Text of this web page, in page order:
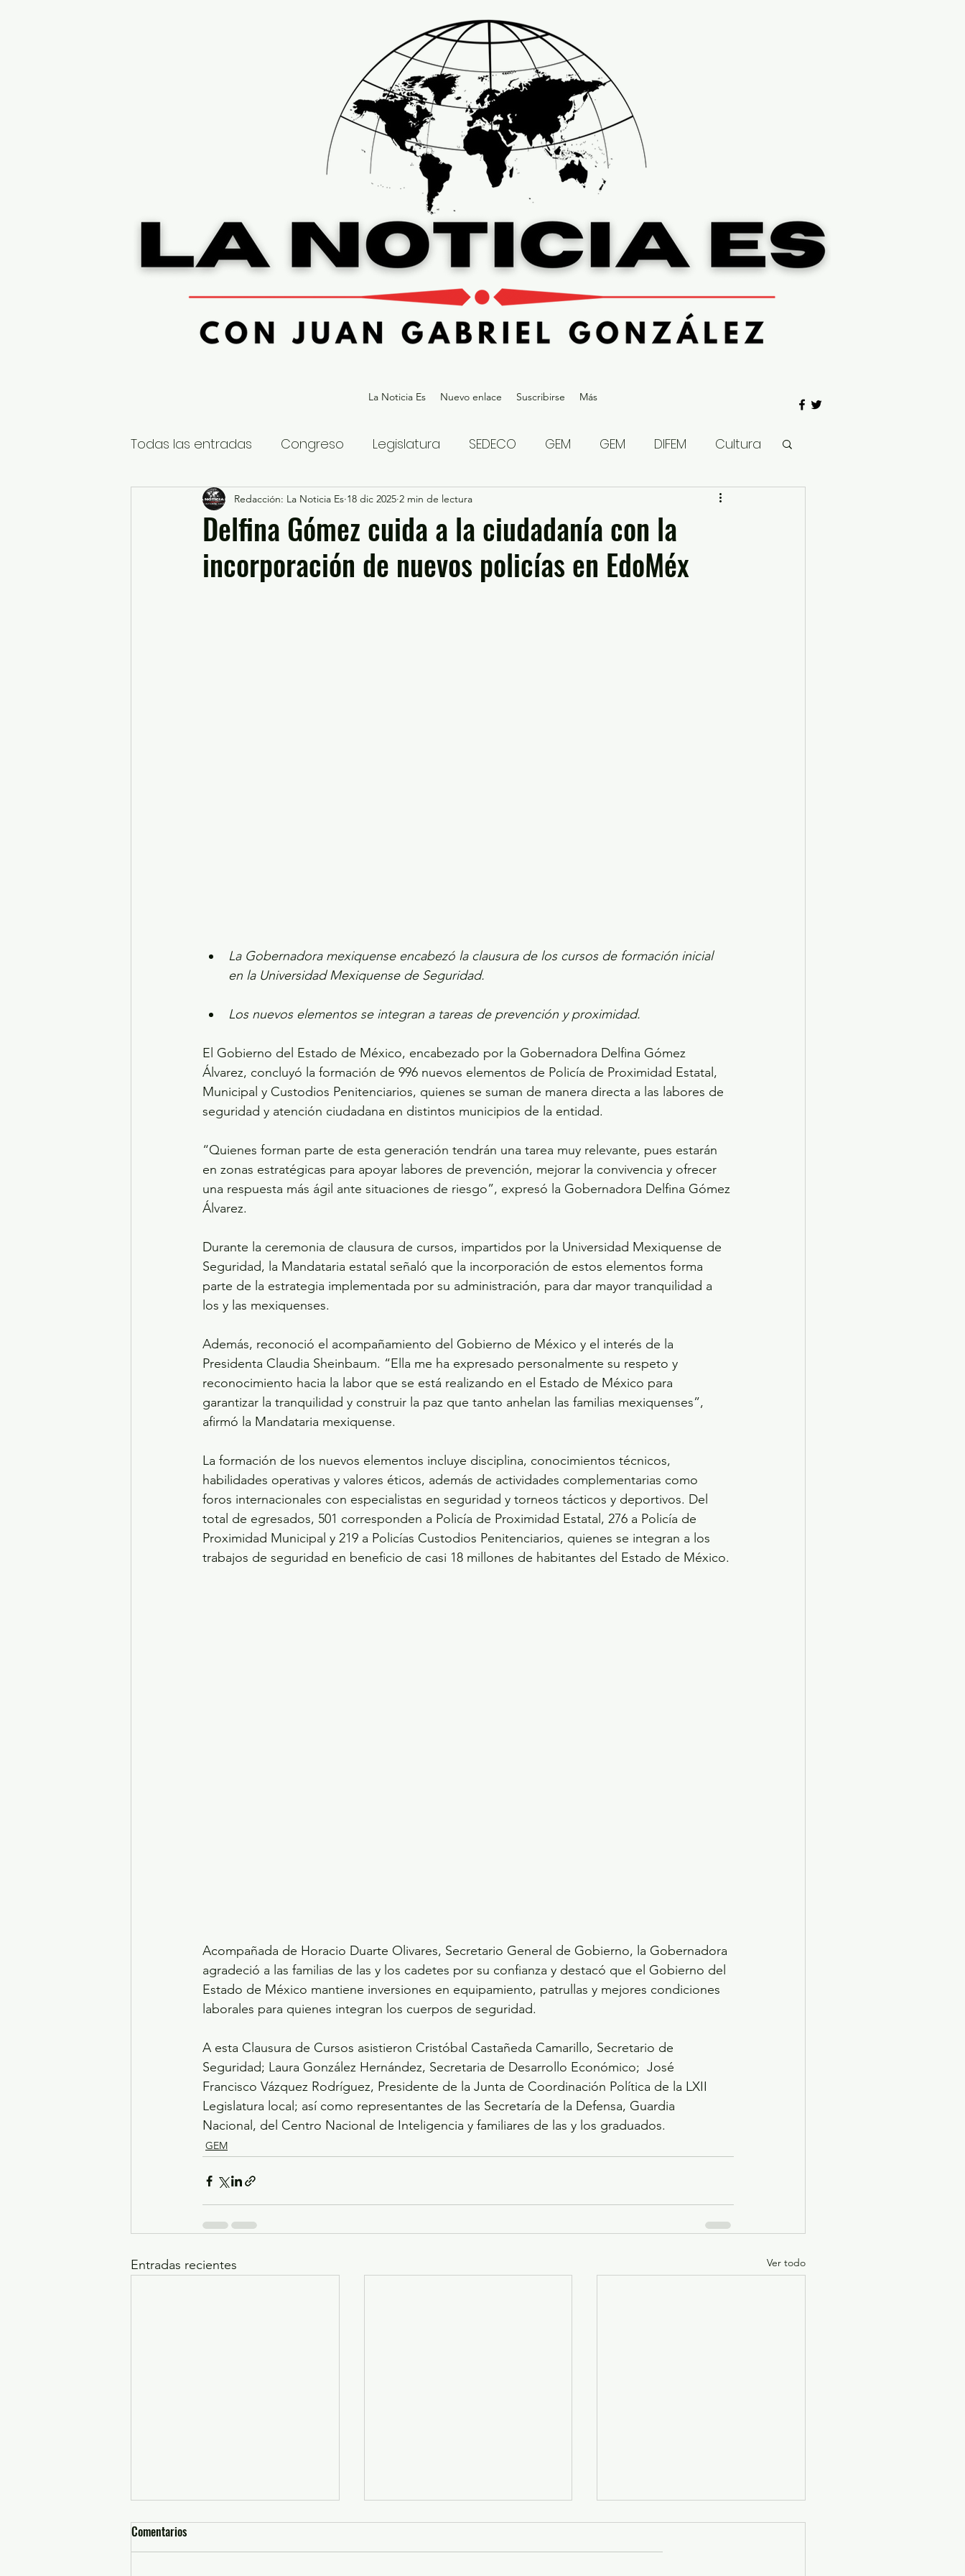
La Noticia Es Nuevo enlace Suscribirse Más
Todas las entradas Congreso Legislatura SEDECO GEM GEM DIFEM Cultura
Nacional Estatal Gubernatura Edoméx 2023
Educación y Cultura Seguridad y Justicia Denuncia Ciudadana
Delfina Gómez cuida a la ciudadanía con la
incorporación de nuevos policías en EdoMéx
Redacción: La Noticia Es 18 dic 2025 2 min de lectura
La Gobernadora mexiquense encabezó la clausura de los cursos de formación inicial
en la Universidad Mexiquense de Seguridad.
Los nuevos elementos se integran a tareas de prevención y proximidad.
El Gobierno del Estado de México, encabezado por la Gobernadora Delfina Gómez
Álvarez, concluyó la formación de 996 nuevos elementos de Policía de Proximidad Estatal,
Municipal y Custodios Penitenciarios, quienes se suman de manera directa a las labores de
seguridad y atención ciudadana en distintos municipios de la entidad.
“Quienes forman parte de esta generación tendrán una tarea muy relevante, pues estarán
en zonas estratégicas para apoyar labores de prevención, mejorar la convivencia y ofrecer
una respuesta más ágil ante situaciones de riesgo”, expresó la Gobernadora Delfina Gómez
Álvarez.
Durante la ceremonia de clausura de cursos, impartidos por la Universidad Mexiquense de
Seguridad, la Mandataria estatal señaló que la incorporación de estos elementos forma
parte de la estrategia implementada por su administración, para dar mayor tranquilidad a
los y las mexiquenses.
Además, reconoció el acompañamiento del Gobierno de México y el interés de la
Presidenta Claudia Sheinbaum. “Ella me ha expresado personalmente su respeto y
reconocimiento hacia la labor que se está realizando en el Estado de México para
garantizar la tranquilidad y construir la paz que tanto anhelan las familias mexiquenses”,
afirmó la Mandataria mexiquense.
La formación de los nuevos elementos incluye disciplina, conocimientos técnicos,
habilidades operativas y valores éticos, además de actividades complementarias como
foros internacionales con especialistas en seguridad y torneos tácticos y deportivos. Del
total de egresados, 501 corresponden a Policía de Proximidad Estatal, 276 a Policía de
Proximidad Municipal y 219 a Policías Custodios Penitenciarios, quienes se integran a los
trabajos de seguridad en beneficio de casi 18 millones de habitantes del Estado de México.
Acompañada de Horacio Duarte Olivares, Secretario General de Gobierno, la Gobernadora
agradeció a las familias de las y los cadetes por su confianza y destacó que el Gobierno del
Estado de México mantiene inversiones en equipamiento, patrullas y mejores condiciones
laborales para quienes integran los cuerpos de seguridad.
A esta Clausura de Cursos asistieron Cristóbal Castañeda Camarillo, Secretario de
Seguridad; Laura González Hernández, Secretaria de Desarrollo Económico;  José
Francisco Vázquez Rodríguez, Presidente de la Junta de Coordinación Política de la LXII
Legislatura local; así como representantes de las Secretaría de la Defensa, Guardia
Nacional, del Centro Nacional de Inteligencia y familiares de las y los graduados.
GEM
Entradas recientes Ver todo
Comentarios